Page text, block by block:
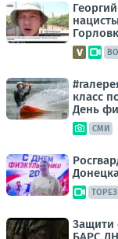
класс
День
СМИ
ТОРЕЗ
Защити